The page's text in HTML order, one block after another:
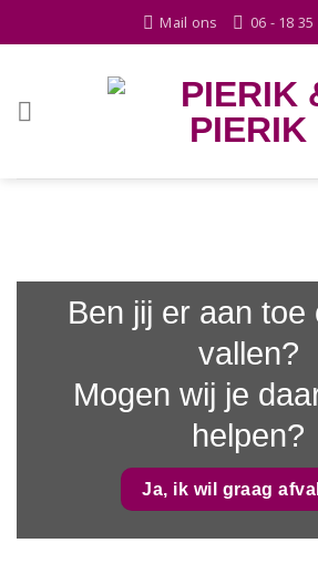
to
Mail ons 06 - 18
Ben jij er aan toe
vallen?
Mogen wij je
helpen?
Ja, ik wil graag